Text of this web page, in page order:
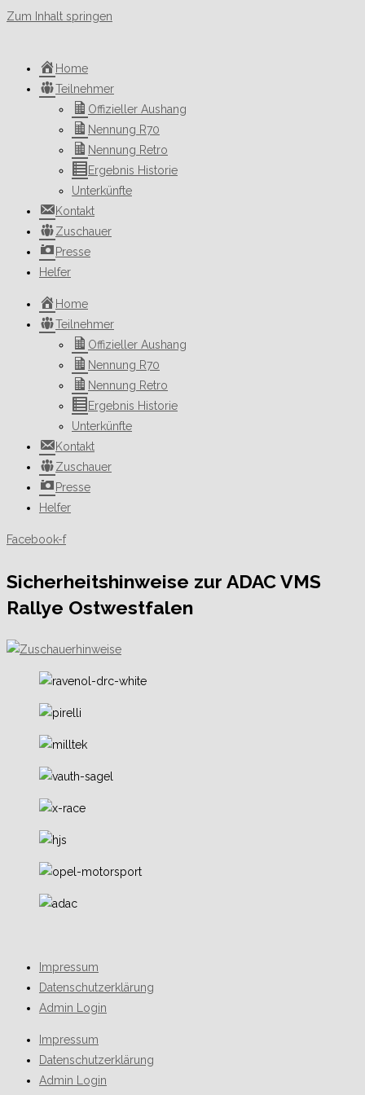
Zum Inhalt springen
Home
Teilnehmer
Offizieller Aushang
Nennung R70
Nennung Retro
Ergebnis Historie
Unterkünfte
Kontakt
Zuschauer
Presse
Helfer
Home
Teilnehmer
Offizieller Aushang
Nennung R70
Nennung Retro
Ergebnis Historie
Unterkünfte
Kontakt
Zuschauer
Presse
Helfer
Facebook-f
Sicherheitshinweise zur ADAC VMS
Rallye Ostwestfalen
Impressum
Datenschutzerklärung
Admin Login
Impressum
Datenschutzerklärung
Admin Login